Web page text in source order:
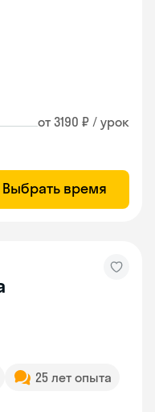
от 3190 ₽ / урок
Выбрать время
25 лет опыта